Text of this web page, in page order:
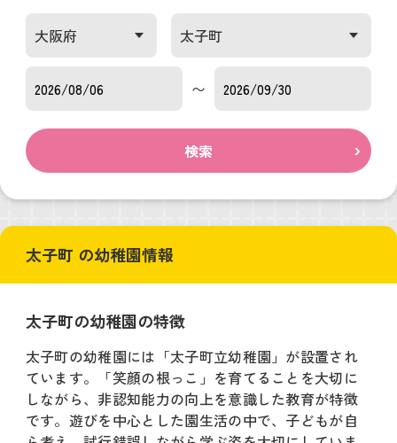
〜
検索
太子町 の幼稚園情報
太子町の幼稚園の特徴
太子町の幼稚園には「太子町立幼稚園」が設置され
ています。「笑顔の根っこ」を育てることを大切に
しながら、非認知能力の向上を意識した教育が特徴
です。遊びを中心とした園生活の中で、子どもが自